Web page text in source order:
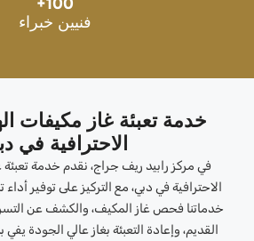
فنيين خبراء
خدمة تعبئة غاز مكيفات
الاحترافية في
في مركز رابيد ريف جراج، نقدم خدمة
الاحترافية في دبي، مع التركيز على توفير
خدماتنا فحص غاز المكيف، والكشف عن
القديم، وإعادة التعبئة بغاز عالي الجودة